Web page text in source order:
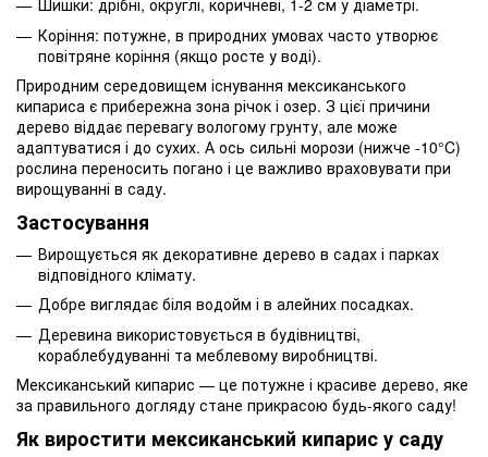
Шишки: дрібні, округлі, коричневі, 1-2 см у діаметрі.
Коріння: потужне, в природних умовах часто утворює
повітряне коріння (якщо росте у воді).
Природним середовищем існування мексиканського
кипариса є прибережна зона річок і озер. З цієї причини
дерево віддає перевагу вологому грунту, але може
адаптуватися і до сухих. А ось сильні морози (нижче -10°C)
рослина переносить погано і це важливо враховувати при
вирощуванні в саду.
Застосування
Вирощується як декоративне дерево в садах і парках
відповідного клімату.
Добре виглядає біля водойм і в алейних посадках.
Деревина використовується в будівництві,
кораблебудуванні та меблевому виробництві.
Мексиканський кипарис — це потужне і красиве дерево, яке
за правильного догляду стане прикрасою будь-якого саду!
Як виростити мексиканський кипарис у саду